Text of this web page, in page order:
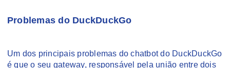
Problemas do DuckDuckGo
Um dos principais problemas do chatbot do DuckDuckGo
é que o seu gateway, responsável pela união entre dois